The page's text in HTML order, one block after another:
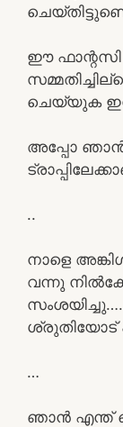
ഈ ഫാന്റസി
ചെയ്യുക
അപ്പോ
..
നാളെ
വന്നു
ശ്രുതിയോട്
…
ഞാൻ എന്ത്